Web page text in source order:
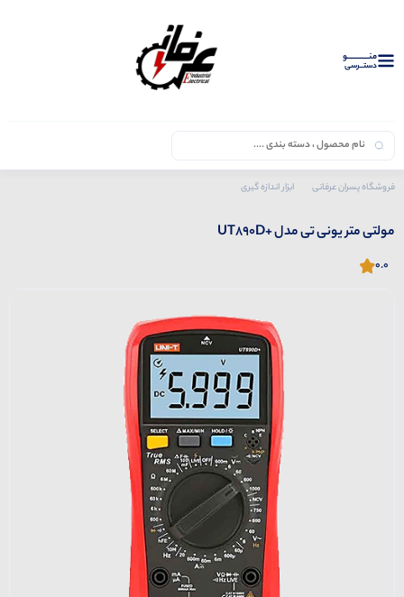
منــــــــــــو
دستــرسی
فروشگاه پسران عرفانی ابزار اندازه گیری
مولتی متر یونی تی مدل +UT890D
0.0